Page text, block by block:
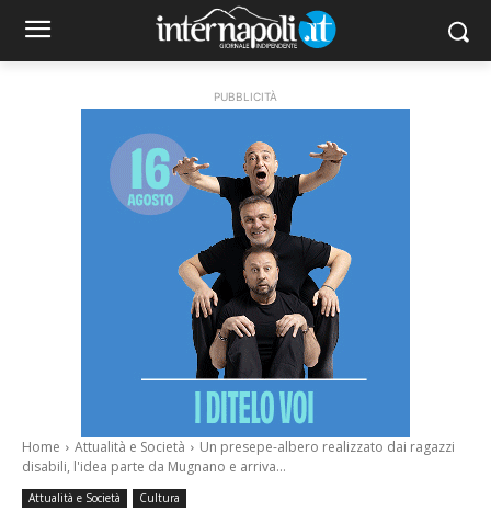
PUBBLICITÀ
Home Attualità e Società
Un presepe-albero realizzato dai ragazzi
disabili, l'idea parte da Mugnano e arriva...
Attualità e Società Cultura